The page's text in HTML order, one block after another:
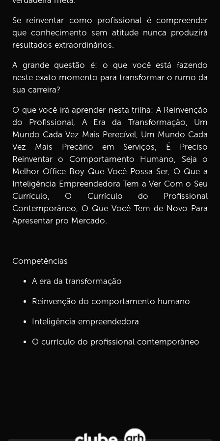
1 min
8. Episódio 08: Conheça o Famoso Professor
9.Episódio 09: Precisamos Reinventar o Comportamento
Humano
8 min
10.Episódio 10: Inteligência Empreendedora e Seu
7 min
11. Episódio 11: Conheça a Importância do Servir
7 min
12.Episódio 12: O Que é um Currículo Profissional
Contemporâneo?
7 min
8 min
14.Episódio 14: Conheça o Líder Escritor
15. Episódio 15: Fechando o Ciclo
8 min
Se reinventar como profissional é compreender
que conhecimento sem atitude nunca produzirá
resultados extraordinários.
A grande questão é: o que você está fazendo
neste exato momento para transformar o rumo da
sua carreira?
O que você irá aprender nesta trilha: A Reinvenção
do Profissional, A Era da Transformação, Um
Mundo Cada Vez Mais Perecível, Um Mundo Cada
Vez Mais Precário em Serviços, É Preciso
Reinventar o Comportamento Humano, Seja o
Melhor Office Boy Que Você Possa Ser, O Que a
Inteligência Empreendedora Tem a Ver Com o Seu
Currículo, O Currículo do Profissional
Contemporâneo, O Que Você Tem de Novo Para
Apresentar pro Mercado.
Competências
A era da transformação
Reinvenção do comportamento humano
Inteligência empreendedora
O currículo do profissional contemporâneo